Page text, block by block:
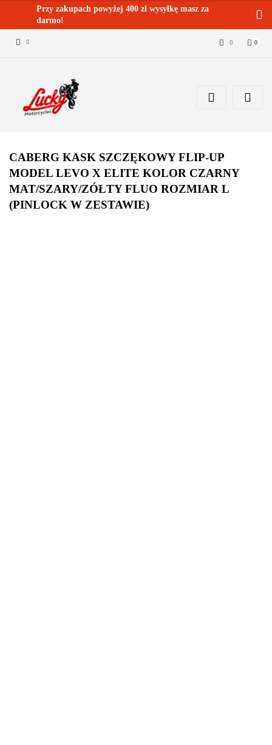
Przy zakupach powyżej 400 zł wysyłkę masz za
darmo!
Dodaj zgłoszenie
0
CABERG KASK SZCZĘKOWY FLIP-UP
MODEL LEVO X ELITE KOLOR CZARNY
MAT/SZARY/ZÓŁTY FLUO ROZMIAR L
(PINLOCK W ZESTAWIE)